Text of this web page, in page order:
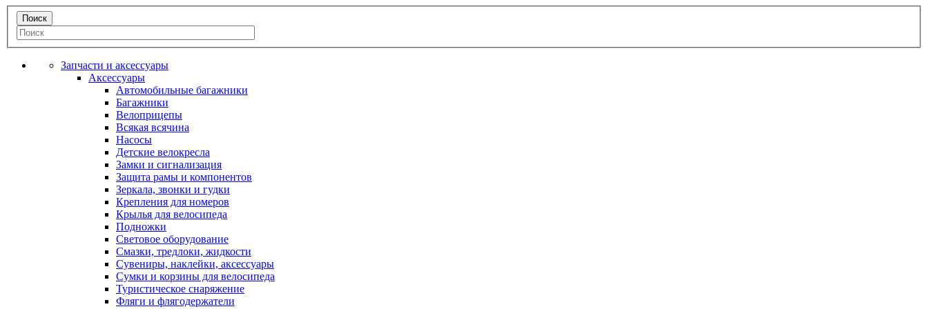
Запчасти и аксессуары
Аксессуары
Автомобильные багажники
Багажники
Велоприцепы
Всякая всячина
Насосы
Детские велокресла
Замки и сигнализация
Защита рамы и компонентов
Зеркала, звонки и гудки
Крепления для номеров
Крылья для велосипеда
Подножки
Световое оборудование
Смазки, тредлоки, жидкости
Сувениры, наклейки, аксессуары
Сумки и корзины для велосипеда
Туристическое снаряжение
Фляги и флягодержатели